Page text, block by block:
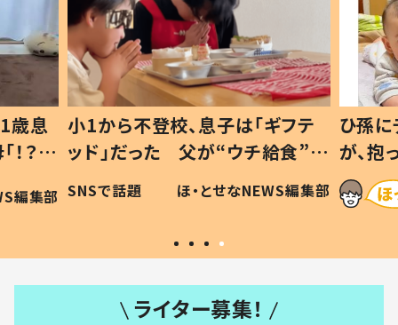
歳息
？」
編集部
小1から不登校、息子は「ギフテ
ッド」だった 父が“ウチ給食”を
作り続ける理由とは #令和の親
#令和の子
SNSで話題 ほ・とせなNEWS編集部
ひ孫
が、
「涙が
い」
ライター募集！